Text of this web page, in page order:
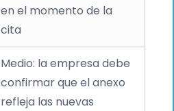
en el momento de la
cita
Medio: la empresa debe
confirmar que el anexo
refleja las nuevas